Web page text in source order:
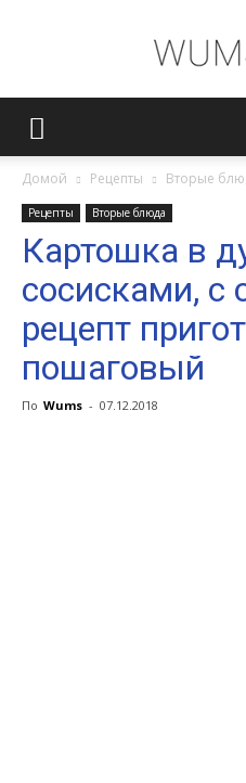
Домой Рецепты Вторые
Рецепты Вторые блюда
Картошка в
сосисками, с
рецепт
пошаговый
По Wums - 07.12.2018